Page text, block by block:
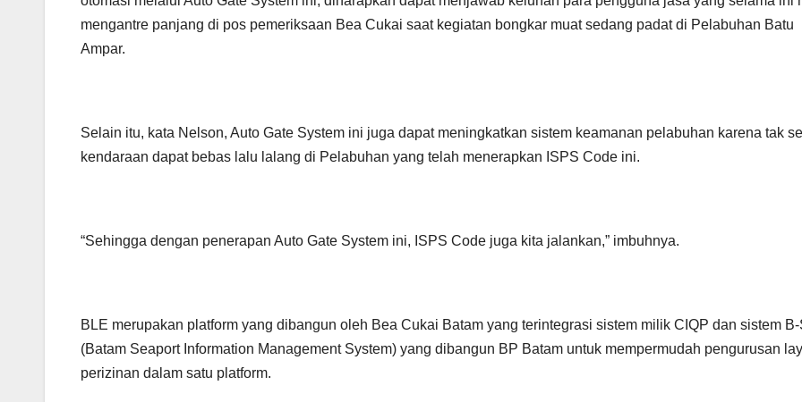
mengantre panjang di pos pemeriksaan Bea Cukai saat kegiatan bongkar muat sedang padat di Pelabuhan Batu
Ampar.
Selain itu, kata Nelson, Auto Gate System ini juga dapat meningkatkan sistem keamanan pelabuhan karena tak
kendaraan dapat bebas lalu lalang di Pelabuhan yang telah menerapkan ISPS Code ini.
“Sehingga dengan penerapan Auto Gate System ini, ISPS Code juga kita jalankan,” imbuhnya.
BLE merupakan platform yang dibangun oleh Bea Cukai Batam yang terintegrasi sistem milik CIQP dan sistem
(Batam Seaport Information Management System) yang dibangun BP Batam untuk mempermudah pengurusan
perizinan dalam satu platform.